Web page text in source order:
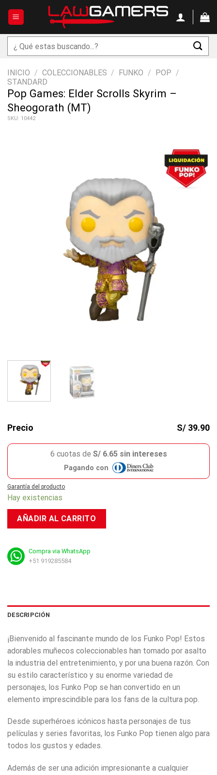
Buscar
por:
INICIO / COLECCIONABLES / FUNKO / POP /
STANDARD
Pop Games: Elder Scrolls Skyrim –
Sheogorath (MT)
SKU: 10442
Precio S/ 39.90
6 cuotas de S/ 6.65 sin intereses
Pagando con
Garantía del producto
Hay existencias
AÑADIR AL CARRITO
Compra via WhatsApp
+51 919285584
DESCRIPCIÓN
¡Bienvenido al fascinante mundo de los Funko Pop! Estos
adorables muñecos coleccionables han tomado por asalto
la industria del entretenimiento, y por una buena razón. Con
su estilo característico y su enorme variedad de
personajes, los Funko Pop se han convertido en un
elemento imprescindible para los fans de la cultura pop.
Desde superhéroes icónicos hasta personajes de tus
películas y series favoritas, los Funko Pop tienen algo para
todos los gustos y edades.
Además de ser una adición impresionante a cualquier